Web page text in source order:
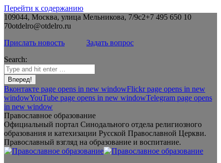
Перейти к содержанию
109044, Москва, улица Мельникова, 7/9с2+7 495 650 10
70otdelro@otdelro.ru
Прислать новость
Задать вопрос
Search:
Вконтакте page opens in new windowFlickr page opens in new
windowYouTube page opens in new windowTelegram page opens
in new window
Православное образование
Официальный портал Синодального отдела религиозного
образования и катехизации Русской Православной Церкви.
Православный взгляд на образование и воспитание.